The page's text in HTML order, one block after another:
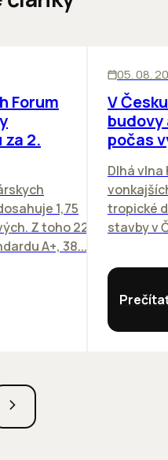
Forum
2.
1,75
Z toho 22
A+, 38...
05. 08.
V
počas
Dlhá
tropické
stavby v